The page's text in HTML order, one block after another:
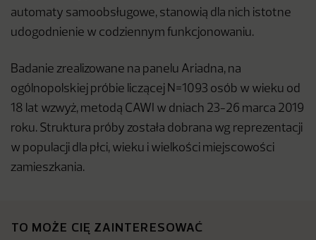
automaty samoobsługowe, stanowią dla nich istotne
udogodnienie w codziennym funkcjonowaniu.
Badanie zrealizowane na panelu Ariadna, na
ogólnopolskiej próbie liczącej N=1093 osób w wieku od
18 lat wzwyż, metodą CAWI w dniach 23-26 marca 2019
roku. Struktura próby została dobrana wg reprezentacji
w populacji dla płci, wieku i wielkości miejscowości
zamieszkania.
TO MOŻE CIĘ ZAINTERESOWAĆ